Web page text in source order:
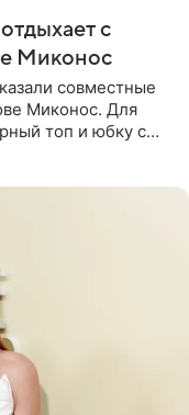
с
Миконос
совместные
Миконос. Для
топ и юбку с